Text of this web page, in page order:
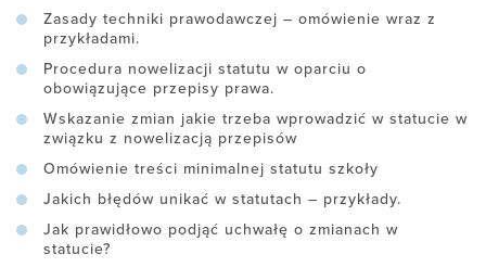
Zasady techniki prawodawczej – omówienie wraz z
przykładami.
Procedura nowelizacji statutu w oparciu o
obowiązujące przepisy prawa.
Wskazanie zmian jakie trzeba wprowadzić w statucie w
związku z nowelizacją przepisów
Omówienie treści minimalnej statutu szkoły
Jakich błędów unikać w statutach – przykłady.
Jak prawidłowo podjąć uchwałę o zmianach w
statucie?